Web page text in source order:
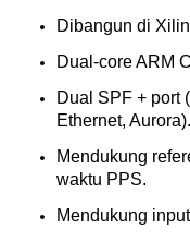
Dibangun di
Dual-core ARM
Dual SPF + port
Ethernet, Aurora).
Mendukung
waktu PPS.
Mendukung